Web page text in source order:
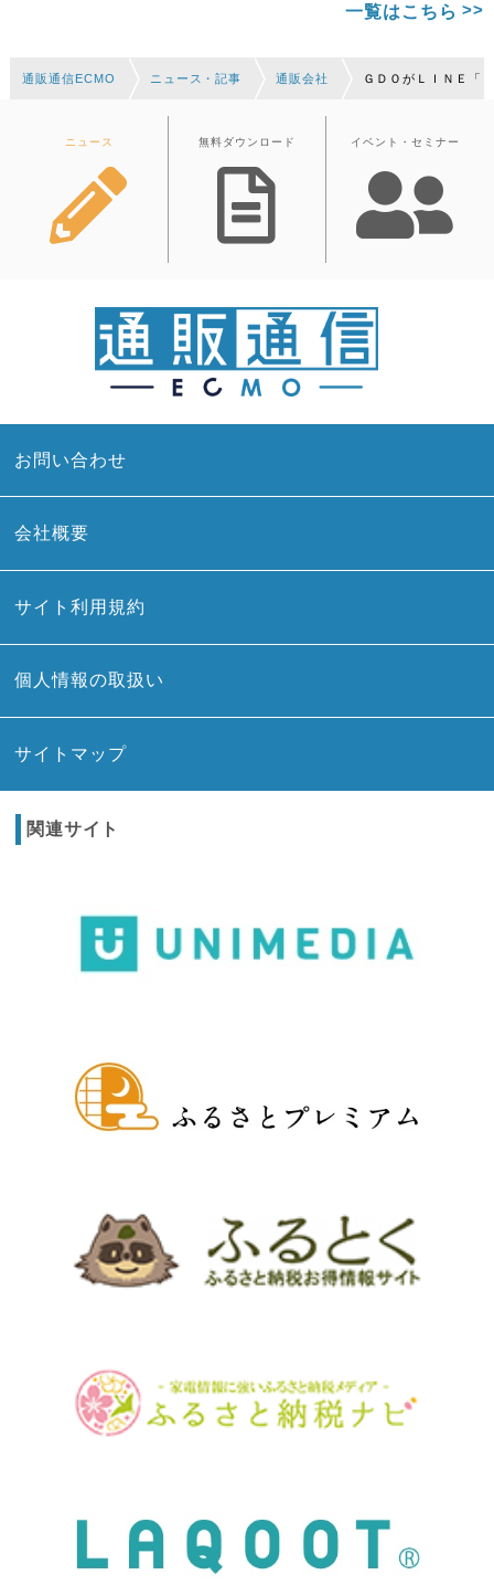
一覧はこちら
通販通信ECMO ニュース・記事 通販会社 ＧＤＯがＬＩＮＥ「
ニュース 無料ダウンロード イベント・セミナー
お問い合わせ
会社概要
サイト利用規約
個人情報の取扱い
サイトマップ
関連サイト